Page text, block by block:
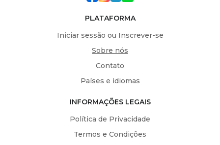
PLATAFORMA
Iniciar sessão ou Inscrever-se
Sobre nós
Contato
Países e idiomas
INFORMAÇÕES LEGAIS
Política de Privacidade
Termos e Condições